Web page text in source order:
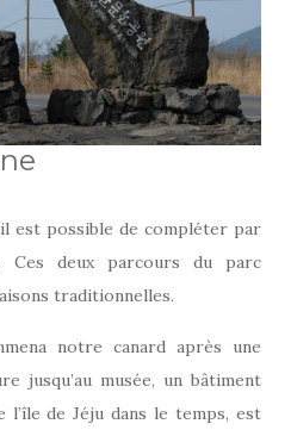
est possible de compléter par
Ces deux parcours du parc
traditionnelles.
notre canard après une
jusqu’au musée, un bâtiment
de Jéju dans le temps, est